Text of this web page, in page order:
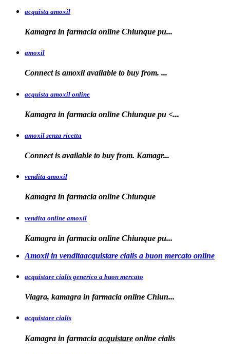
acquista amoxil
Kamagra in farmacia online Chiunque pu...
amoxil
Connect is amoxilavailable to buy from. ...
acquista amoxil online
Kamagra in farmacia online Chiunque pu <...
amoxil senza ricetta
Connect is available to buy from. Kamagr...
vendita amoxil
Kamagra in farmacia online Chiunque
vendita online amoxil
Kamagra in farmacia online Chiunque pu...
Amoxil in venditaacquistare cialis a buon mercato online
acquistare cialis generico a buon mercato
Viagra, kamagra in farmacia online Chiun...
acquistare cialis
Kamagra in farmacia acquistare online cialis